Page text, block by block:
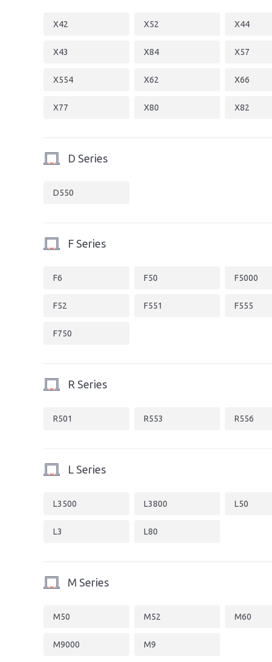
X42 X52 X44
X43 X84 X57
X554 X62 X66
X77 X80 X82
D Series
D550
F Series
F6 F50 F5000
F52 F551 F555
F750
R Series
R501 R553 R556
L Series
L3500 L3800 L50
L3 L80
M Series
M50 M52 M60
M9000 M9